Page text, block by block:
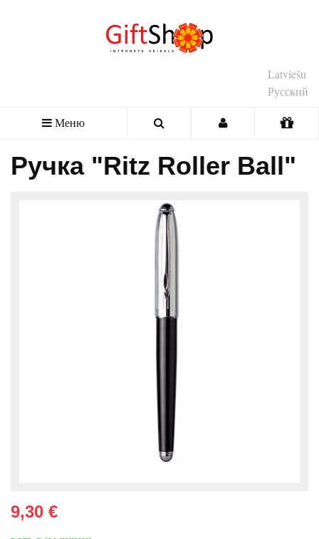
Latviešu
Русский
Меню
Ручка "Ritz Roller Ball"
9,30 €